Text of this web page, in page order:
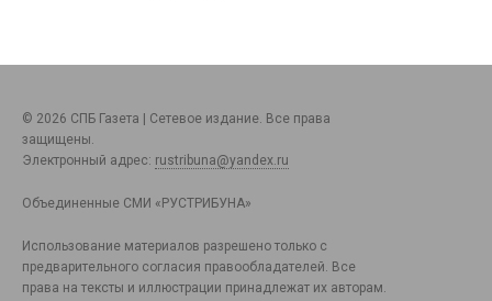
© 2026 СПБ Газета | Сетевое издание. Все права
защищены.
Электронный адрес: rustribuna@yandex.ru
Объединенные СМИ «РУСТРИБУНА»
Использование материалов разрешено только с
предварительного согласия правообладателей. Все
права на тексты и иллюстрации принадлежат их авторам.